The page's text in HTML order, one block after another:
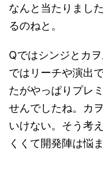
なんと当たりまし
るのねと。
Qではシンジとカ
ではリーチや演出
たがやっぱりプレ
せんでしたね。カ
いけない。そう考
くくて開発陣は悩